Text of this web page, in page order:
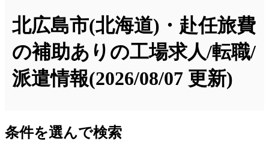
北広島市(北海道)・赴任旅費
の補助ありの工場求人/転職/
派遣情報(2026/08/07 更新)
条件を選んで検索